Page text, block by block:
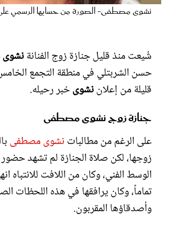
نشوى مصطفى- الصورة من حسابها الرسمي على
شُيعت منذ قليل جنازة زوج الفنانة
حسن الشربتلي في منطقة التجمع
قليلة من إعلاننشوىخبر رحيله.
جنازة زوج نشوى مصطفى
على الرغم من مطالبات نشوى مصطفى
زوجها، لكن صلاة الجنازة لم تشهد
الوسط الفني، وكان من اللافت للانتباه
تماماً، وكان يرافقها في هذه اللحظات
وأصدقاؤها المقربون.
مجلة سيدتي
غلاف رفمي